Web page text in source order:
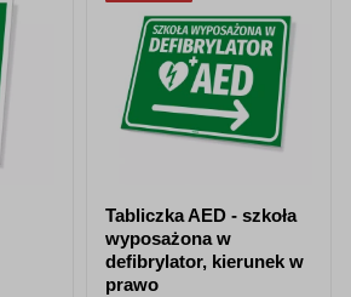
Tabliczka AED - szkoła
wyposażona w
defibrylator, kierunek w
prawo